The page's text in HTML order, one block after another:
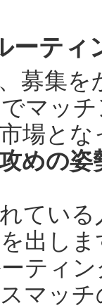
ーテ
募集
マッ
場と
めの
てい
出し
ティ
マッ